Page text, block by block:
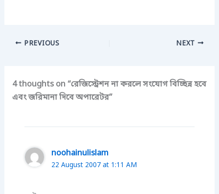
PREVIOUS NEXT
4 thoughts on “রেজিস্ট্রেশন না করলে সংযোগ বিচ্ছিন্ন হবে
এবং জরিমানা দিবে অপারেটর”
noohainulislam
22 August 2007 at 1:11 AM